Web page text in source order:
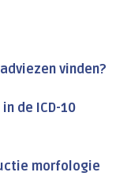
vinden?
de ICD-10
morfologie